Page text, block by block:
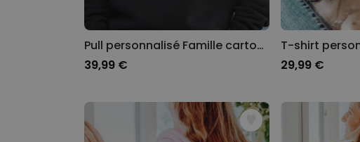
Pull personnalisé Famille cartoon - Illustration
39,99 €
29,99 €